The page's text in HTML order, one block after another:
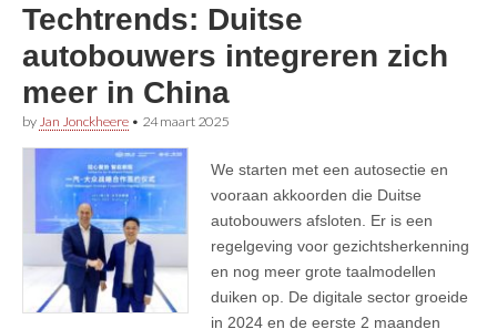
Techtrends: Duitse
autobouwers integreren zich
meer in China
by Jan Jonckheere • 24 maart 2025
We starten met een autosectie en
vooraan akkoorden die Duitse
autobouwers afsloten. Er is een
regelgeving voor gezichtsherkenning
en nog meer grote taalmodellen
duiken op. De digitale sector groeide
in 2024 en de eerste 2 maanden